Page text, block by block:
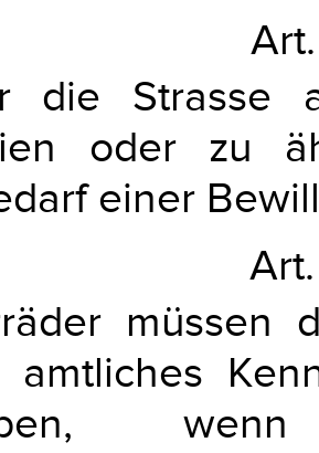
die Strasse
oder zu
einer
müssen